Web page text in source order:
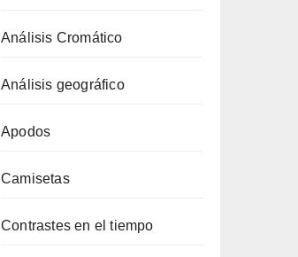
Análisis Cromático
Análisis geográfico
Apodos
Camisetas
Contrastes en el tiempo